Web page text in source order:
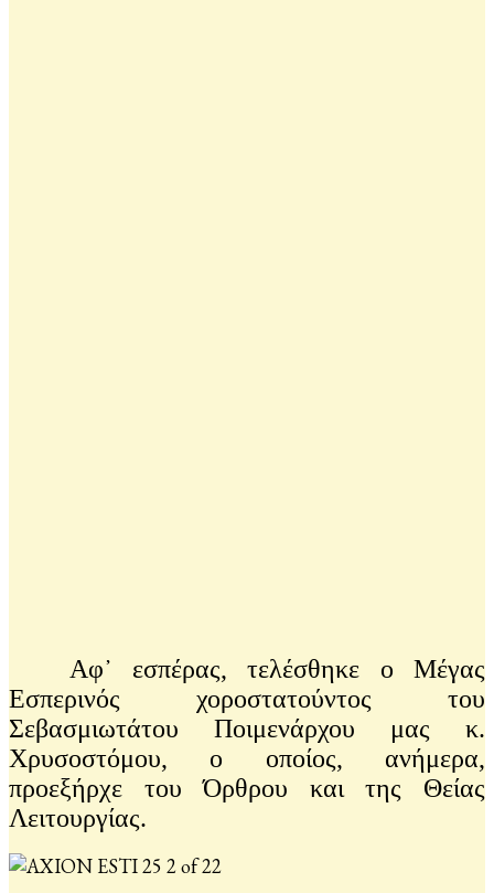
Αφ᾽ εσπέρας, τελέσθηκε ο Μέγας
Εσπερινός χοροστατούντος του
Σεβασμιωτάτου Ποιμενάρχου μας κ.
Χρυσοστόμου, ο οποίος, ανήμερα,
προεξήρχε του Όρθρου και της Θείας
Λειτουργίας.